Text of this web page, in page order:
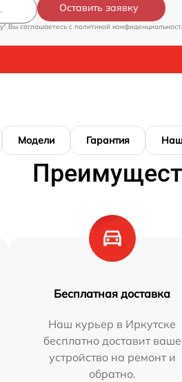
Оставить заявку
Вы соглашаетесь c политикой
Модели Гарантия
Бесплатная доставка
Наш курьер в Иркутске
бесплатно доставит ваше
устройство на ремонт и
обратно.